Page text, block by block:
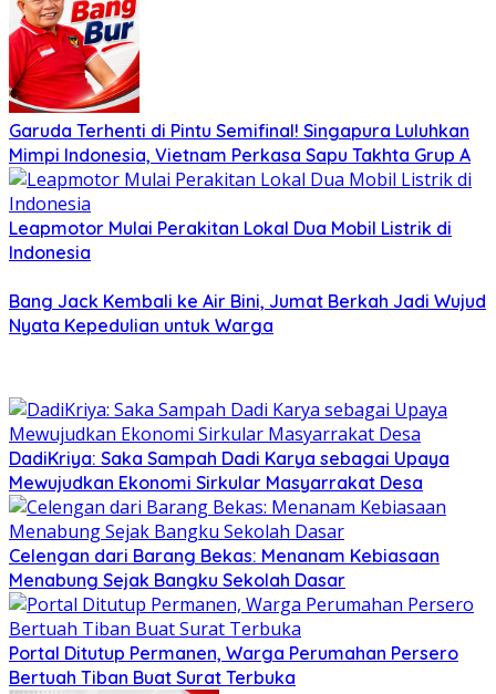
Garuda Terhenti di Pintu Semifinal! Singapura Luluhkan
Mimpi Indonesia, Vietnam Perkasa Sapu Takhta Grup A
Leapmotor Mulai Perakitan Lokal Dua Mobil Listrik di
Indonesia
Bang Jack Kembali ke Air Bini, Jumat Berkah Jadi Wujud
Nyata Kepedulian untuk Warga
DadiKriya: Saka Sampah Dadi Karya sebagai Upaya
Mewujudkan Ekonomi Sirkular Masyarrakat Desa
Celengan dari Barang Bekas: Menanam Kebiasaan
Menabung Sejak Bangku Sekolah Dasar
Portal Ditutup Permanen, Warga Perumahan Persero
Bertuah Tiban Buat Surat Terbuka